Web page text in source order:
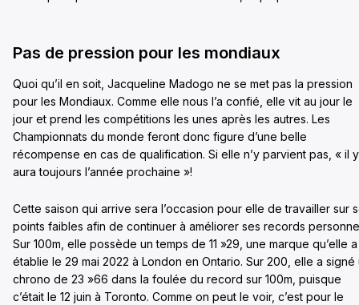
Pas de pression pour les mondiaux
Quoi qu’il en soit, Jacqueline Madogo ne se met pas la pression
pour les Mondiaux. Comme elle nous l’a confié, elle vit au jour le
jour et prend les compétitions les unes après les autres. Les
Championnats du monde feront donc figure d’une belle
récompense en cas de qualification. Si elle n’y parvient pas, « il y
aura toujours l’année prochaine »!
Cette saison qui arrive sera l’occasion pour elle de travailler sur
points faibles afin de continuer à améliorer ses records
Sur 100m, elle possède un temps de 11 »29, une marque qu’elle a
établie le 29 mai 2022 à London en Ontario. Sur 200, elle a signé
chrono de 23 »66 dans la foulée du record sur 100m, puisque
c’était le 12 juin à Toronto. Comme on peut le voir, c’est pour le